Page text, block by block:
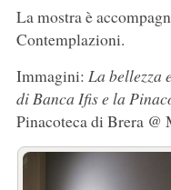
La mostra è
Contemplazioni.
Immagini: La bellezza
di Banca Ifis e la
Pinacoteca di Brera @